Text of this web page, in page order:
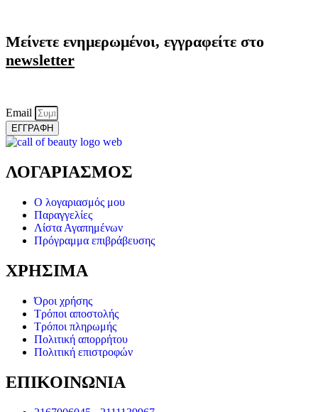
Μείνετε ενημερωμένοι, εγγραφείτε στο
newsletter
Email
ΕΓΓΡΑΦΗ
ΛΟΓΑΡΙΑΣΜΟΣ
Ο λογαριασμός μου
Παραγγελίες
Λίστα Αγαπημένων
Πρόγραμμα επιβράβευσης
ΧΡΗΣΙΜΑ
Όροι χρήσης
Τρόποι αποστολής
Τρόποι πληρωμής
Πολιτική απορρήτου
Πολιτική επιστροφών
ΕΠΙΚΟΙΝΩΝΙΑ